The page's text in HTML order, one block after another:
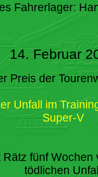
Fahrerlager:
14. Februar
Preis der
Unfall im
Super-V
Rätz fünf Wochen
tödlichen